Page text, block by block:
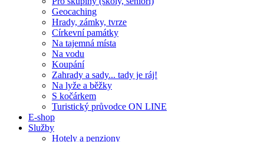
Geocaching
Hrady, zámky, tvrze
Církevní památky
Na tajemná místa
Na vodu
Koupání
Zahrady a sady... tady je ráj!
Na lyže a běžky
S kočárkem
Turistický průvodce ON LINE
E-shop
Služby
Hotely a penziony